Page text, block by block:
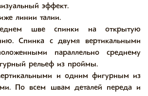
эффект.
линии талии.
шве спинки на открытую
Спинка с двумя вертикальными
параллельно среднему
рельеф из проймы.
и одним фигурным из
По всем швам деталей переда и